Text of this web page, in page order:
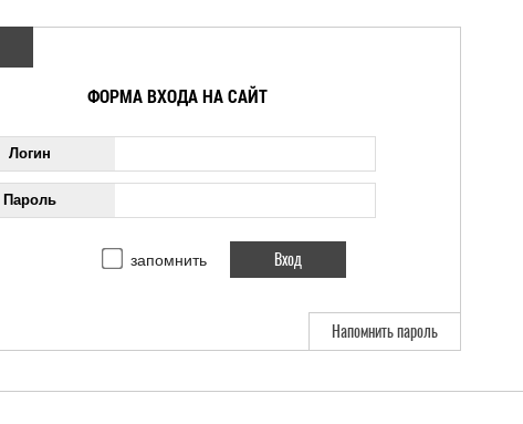
ФОРМА ВХОДА НА САЙТ
Логин
Пароль
запомнить
Напомнить пароль